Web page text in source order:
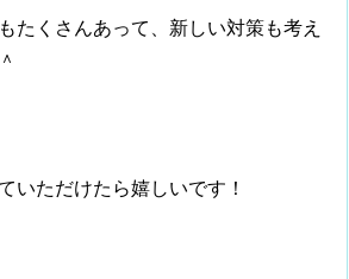
たくさんあって、新しい対策も考え
いただけたら嬉しいです！